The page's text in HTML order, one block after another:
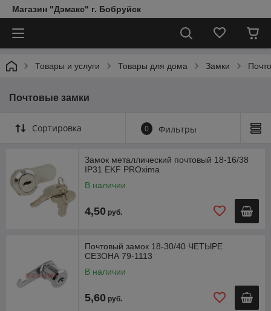
Магазин "Дэмакс" г. Бобруйск
Товары и услуги Товары для дома Замки
Почтовые замки
Сортировка 0 Фильтры
Замок металлический почтовый 18-16/38
IP31 EKF PROxima
В наличии
4,50 руб.
Почтовый замок 18-30/40 ЧЕТЫРЕ
СЕЗОНА 79-1113
В наличии
5,60 руб.